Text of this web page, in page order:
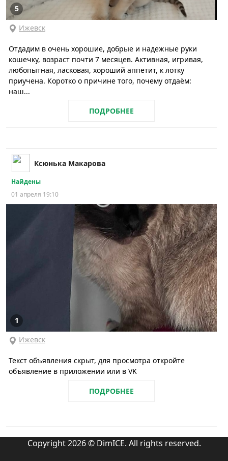
5
Ижевск
Отдадим в очень хорошие, добрые и надежные руки
кошечку, возраст почти 7 месяцев. Активная, игривая,
любопытная, ласковая, хороший аппетит, к лотку
приучена. Коротко о причине того, почему отдаём:
наш...
ПОДРОБНЕЕ
Ксюнька Макарова
Найдены
01 апреля 19:10
1
Ижевск
Текст объявления скрыт, для просмотра откройте
объявление в приложении или в VK
ПОДРОБНЕЕ
Copyright 2026 © DimICE. All rights reserved.